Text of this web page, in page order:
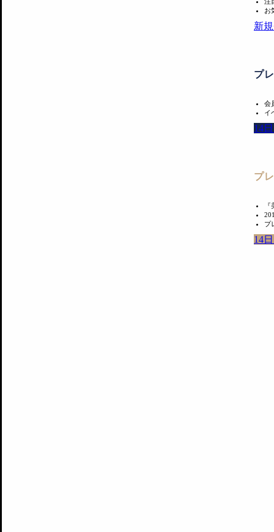
お
新
プ
会
イ
14
プ
プ
14